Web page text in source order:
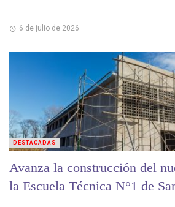
6 de julio de 2026
Avanza la construcción del
la Escuela Técnica N°1 de
DESTACADAS